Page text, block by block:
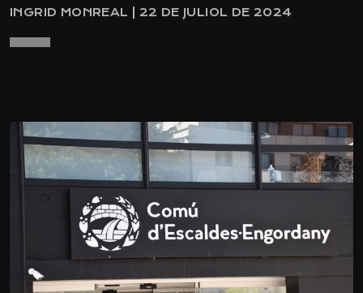
INGRID MONREAL | 22 DE JULIOL DE 2024